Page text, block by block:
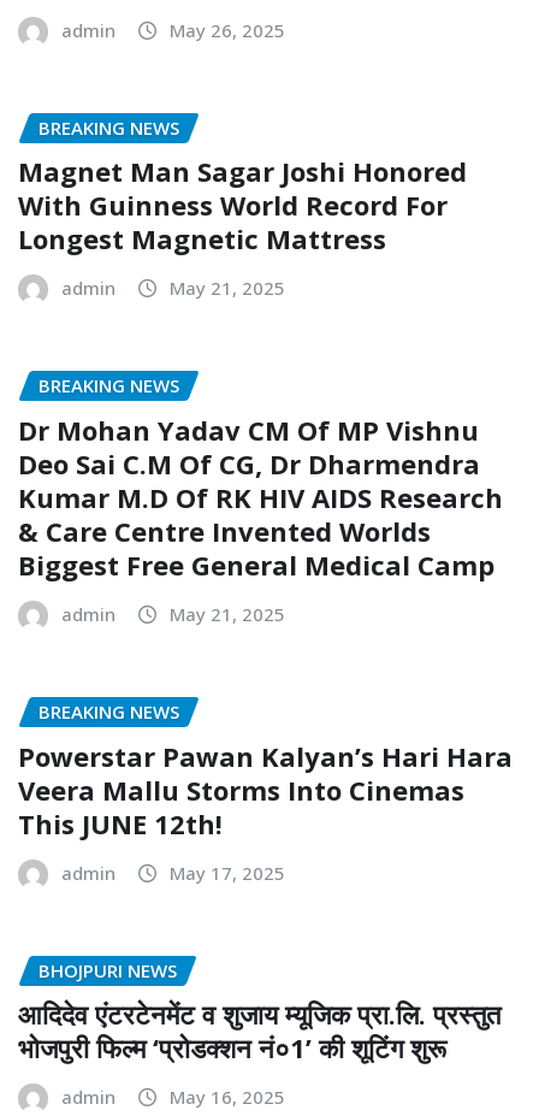
admin May 26, 2025
BREAKING NEWS
Magnet Man Sagar Joshi Honored
With Guinness World Record For
Longest Magnetic Mattress
admin May 21, 2025
BREAKING NEWS
Dr Mohan Yadav CM Of MP Vishnu
Deo Sai C.M Of CG, Dr Dharmendra
Kumar M.D Of RK HIV AIDS Research
& Care Centre Invented Worlds
Biggest Free General Medical Camp
admin May 21, 2025
BREAKING NEWS
Powerstar Pawan Kalyan’s Hari Hara
Veera Mallu Storms Into Cinemas
This JUNE 12th!
admin May 17, 2025
BHOJPURI NEWS
आदिदेव एंटरटेनमेंट व शुजाय म्यूजिक प्रा.लि. प्रस्तुत
भोजपुरी फिल्म ‘प्रोडक्शन नं०1’ की शूटिंग शुरू
admin May 16, 2025